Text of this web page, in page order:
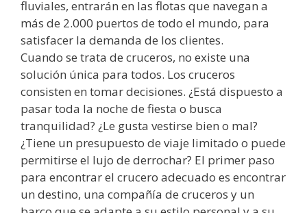
fluviales, entrarán en las flotas que navegan a
más de 2.000 puertos de todo el mundo, para
satisfacer la demanda de los clientes.
Cuando se trata de cruceros, no existe una
solución única para todos. Los cruceros
consisten en tomar decisiones. ¿Está dispuesto a
pasar toda la noche de fiesta o busca
tranquilidad? ¿Le gusta vestirse bien o mal?
¿Tiene un presupuesto de viaje limitado o puede
permitirse el lujo de derrochar? El primer paso
para encontrar el crucero adecuado es encontrar
un destino, una compañía de cruceros y un